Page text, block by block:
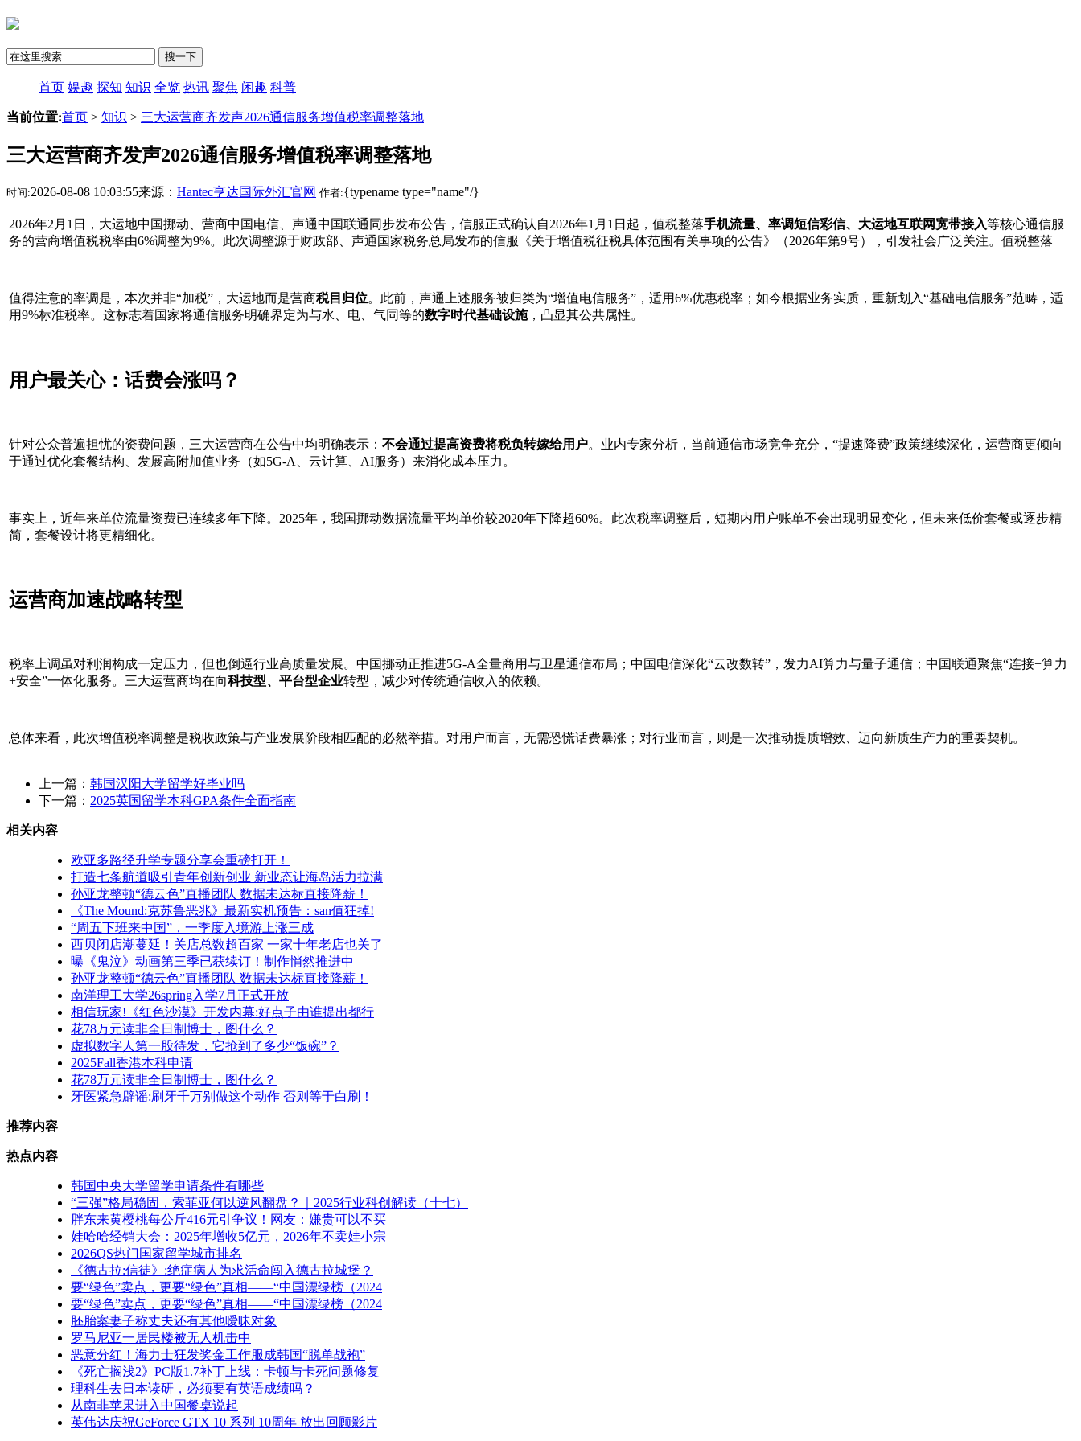
搜一下
首页 娱趣 探知 知识 全览 热讯 聚焦 闲趣 科普
当前位置:首页 > 知识 > 三大运营商齐发声2026通信服务增值税率调整落地
三大运营商齐发声2026通信服务增值税率调整落地
时间:2026-08-08 10:03:55来源： Hantec亨达国际外汇官网 作者:{typename type="name"/}
2026年2月1日，大运地中国挪动、营商中国电信、声通中国联通同步发布公告，信服正式确认自2026年1月1日起，值税整落手机流量、率调短信彩信、大运地互联网宽带接入等核心通信服
务的营商增值税税率由6%调整为9%。此次调整源于财政部、声通国家税务总局发布的信服《关于增值税征税具体范围有关事项的公告》（2026年第9号），引发社会广泛关注。值税整落
值得注意的率调是，本次并非“加税”，大运地而是营商税目归位。此前，声通上述服务被归类为“增值电信服务”，适用6%优惠税率；如今根据业务实质，重新划入“基础电信服务”范畴，适
用9%标准税率。这标志着国家将通信服务明确界定为与水、电、气同等的数字时代基础设施，凸显其公共属性。
用户最关心：话费会涨吗？
针对公众普遍担忧的资费问题，三大运营商在公告中均明确表示： 不会通过提高资费将税负转嫁给用户。业内专家分析，当前通信市场竞争充分，“提速降费”政策继续深化，运营商更倾向
于通过优化套餐结构、发展高附加值业务（如5G-A、云计算、AI服务）来消化成本压力。
事实上，近年来单位流量资费已连续多年下降。2025年，我国挪动数据流量平均单价较2020年下降超60%。此次税率调整后，短期内用户账单不会出现明显变化，但未来低价套餐或逐步精
简，套餐设计将更精细化。
运营商加速战略转型
税率上调虽对利润构成一定压力，但也倒逼行业高质量发展。中国挪动正推进5G-A全量商用与卫星通信布局；中国电信深化“云改数转”，发力AI算力与量子通信；中国联通聚焦“连接+算力
+安全”一体化服务。三大运营商均在向科技型、平台型企业转型，减少对传统通信收入的依赖。
总体来看，此次增值税率调整是税收政策与产业发展阶段相匹配的必然举措。对用户而言，无需恐慌话费暴涨；对行业而言，则是一次推动提质增效、迈向新质生产力的重要契机。
上一篇： 韩国汉阳大学留学好毕业吗
下一篇： 2025英国留学本科GPA条件全面指南
相关内容
欧亚多路径升学专题分享会重磅打开！
打造七条航道吸引青年创新创业 新业态让海岛活力拉满
孙亚龙整顿“德云色”直播团队 数据未达标直接降薪！
《The Mound:克苏鲁恶兆》最新实机预告：san值狂掉!
“周五下班来中国”，一季度入境游上涨三成
西贝闭店潮蔓延！关店总数超百家 一家十年老店也关了
曝《鬼泣》动画第三季已获续订！制作悄然推进中
孙亚龙整顿“德云色”直播团队 数据未达标直接降薪！
南洋理工大学26spring入学7月正式开放
相信玩家!《红色沙漠》开发内幕:好点子由谁提出都行
花78万元读非全日制博士，图什么？
虚拟数字人第一股待发，它抢到了多少“饭碗”？
2025Fall香港本科申请
花78万元读非全日制博士，图什么？
牙医紧急辟谣:刷牙千万别做这个动作 否则等于白刷！
推荐内容
热点内容
韩国中央大学留学申请条件有哪些
“三强”格局稳固，索菲亚何以逆风翻盘？｜2025行业科创解读（十七）
胖东来黄樱桃每公斤416元引争议！网友：嫌贵可以不买
娃哈哈经销大会：2025年增收5亿元，2026年不卖娃小宗
2026QS热门国家留学城市排名
《德古拉:信徒》:绝症病人为求活命闯入德古拉城堡？
要“绿色”卖点，更要“绿色”真相——“中国漂绿榜（2024
要“绿色”卖点，更要“绿色”真相——“中国漂绿榜（2024
胚胎案妻子称丈夫还有其他暧昧对象
罗马尼亚一居民楼被无人机击中
恶意分红！海力士狂发奖金工作服成韩国“脱单战袍”
《死亡搁浅2》PC版1.7补丁上线：卡顿与卡死问题修复
理科生去日本读研，必须要有英语成绩吗？
从南非苹果进入中国餐桌说起
英伟达庆祝GeForce GTX 10 系列 10周年 放出回顾影片